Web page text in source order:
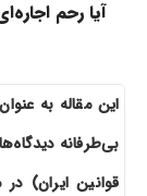
آیا رحم
این مقاله به
بی‌طرفانه
قوانین ایران)